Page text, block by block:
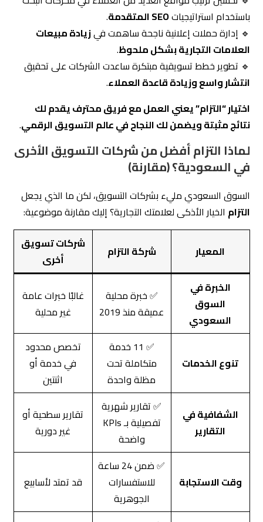
باستخدام استراتيجياتSEO المتقدمة
.
🔹 إدارة حملات إعلانية ناجحة ساهمت فيزيادة مبيعات
العلامات التجارية بشكل ملحوظ.
🔹 تطوير خطط تسويقية مبتكرة ساعدت الشركات على تحقيق
انتشار واسع وزيادة قاعدة العملاء.
اختيار “التزام” يعني العمل مع فريق محترف يقدم لك
نتائج مثبتة ويضمن لك النجاح في عالم التسويق الرقمي.
لماذا التزام أفضل من شركات التسويق الأخرى
في السعودية؟ (مقارنة)
السوق السعودي مليء بشركات التسويق، لكن ما الذي يجعل
التزام الخيار الأذكى لعلامتك التجارية؟ إليك مقارنة موضوعية:
المعيار شركة التزام
شركات تسويق
أخرى
الخبرة في
السوق
السعودي
✅ خبرة محلية
عميقة منذ 2019
غالبًا خبرات عامة
غير محلية
تنوع الخدمات
✅ 11 خدمة
متكاملة تحت
مظلة واحدة
تخصص محدود
في خدمة أو
اثنتين
الشفافية في
التقارير
✅ تقارير شهرية
تفصيلية بـ KPIs
واضحة
تقارير سطحية أو
غير دورية
وقت الاستجابة
✅ ضمن 24 ساعة
للاستفسارات
الجوهرية
قد تمتد لأسابيع